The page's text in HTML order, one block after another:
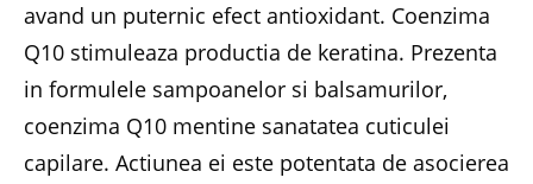
avand un puternic efect antioxidant. Coenzima
Q10 stimuleaza productia de keratina. Prezenta
in formulele sampoanelor si balsamurilor,
coenzima Q10 mentine sanatatea cuticulei
capilare. Actiunea ei este potentata de asocierea